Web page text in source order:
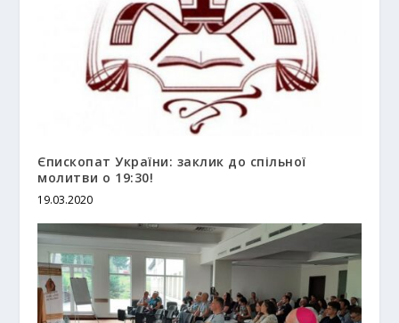
Єпископат України: заклик до спільної
молитви о 19:30!
19.03.2020